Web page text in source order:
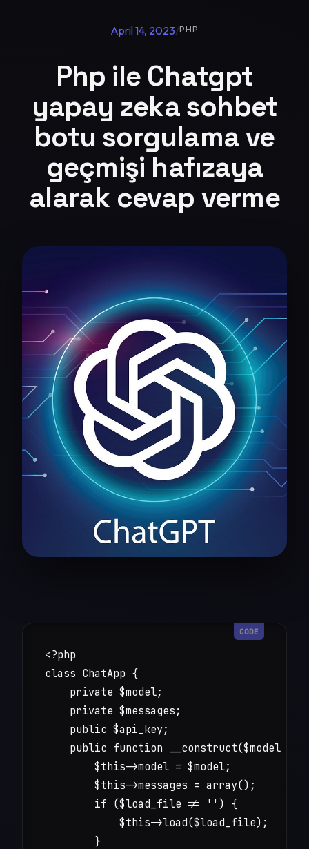
April 14, 2023/PHP
Php ile Chatgpt
yapay zeka sohbet
botu sorgulama ve
geçmişi hafızaya
alarak cevap verme
<?php
class ChatApp {
    private $model;
    private $messages;
    public $api_key;
public function __construct($model =
        $this->model = $model;
        $this->messages = array();
        if ($load_file != '') {
            $this->load($load_file);
        }